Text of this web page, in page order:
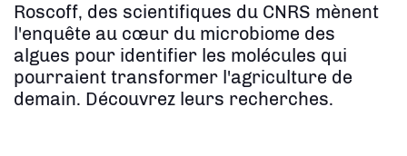
Roscoff, des scientifiques du CNRS mènent
l'enquête au cœur du microbiome des
algues pour identifier les molécules qui
pourraient transformer l'agriculture de
demain. Découvrez leurs recherches.